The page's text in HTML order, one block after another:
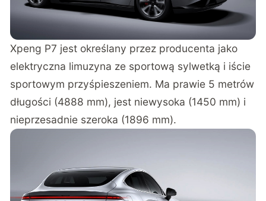
Xpeng P7 jest określany przez producenta jako
elektryczna limuzyna ze sportową sylwetką i iście
sportowym przyśpieszeniem. Ma prawie 5 metrów
długości (4888 mm), jest niewysoka (1450 mm) i
nieprzesadnie szeroka (1896 mm).